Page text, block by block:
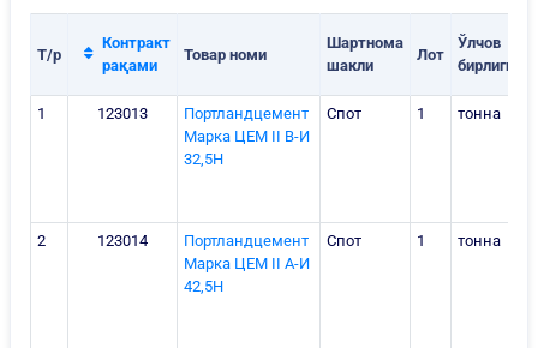
Т/р
Контракт
рақами
Товар номи
Шартнома
шакли
Лот
Ўлчов
бирлиги
1 123013
Портландцемент
Марка ЦЕМ II В-И
32,5Н
Спот 1 тонна
2 123014
Портландцемент
Марка ЦЕМ II А-И
42,5Н
Спот 1 тонна